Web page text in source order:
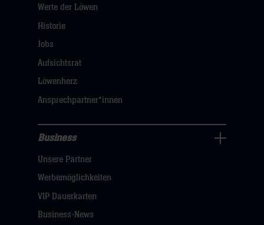
uns
Navigation
öffnen,
hier
Werte der Löwen
Historie
Jobs
Aufsichtsrat
Löwenherz
Ansprechpartner*innen
Navigation
öffnen,
dann
klicken
Business
Unsere Partner
Werbemöglichkeiten
VIP Dauerkarten
Business-News